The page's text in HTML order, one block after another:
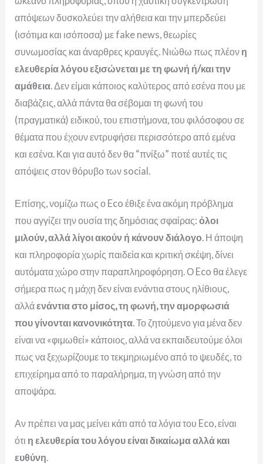
απόψεων δυσκολεύει την αλήθεια και την μπερδεύει
(ισότιμα και ισόποσα) με fake news, θεωρίες
συνωμοσίας και άναρθρες κραυγές. Νιώθω πως πλέον η
ελευθερία λόγου εξισώνεται με τη φωνή ή/και την
αμάθεια . Δεν είμαι κάποιος καλύτερος από εσένα που με
διαβάζεις, αλλά πάντα θα σέβομαι τη φωνή του
(πραγματικά) ειδικού, του επιστήμονα, του φιλόσοφου σε
θέματα που έχουν εντρυφήσει περισσότερο από εμένα
και εσένα. Και για αυτό δεν θα “πνίξω” ποτέ αυτές τις
απόψεις στον θόρυβο των social.
Επίσης, νομίζω πως ο Eco έθιξε ένα ακόμη πρόβλημα
που αγγίζει την ουσία της δημόσιας σφαίρας:όλοι
μιλούν, αλλά λίγοι ακούν ή κάνουν διάλογο. Η άποψη
και πληροφορία χωρίς παιδεία και κριτική σκέψη, δίνει
αυτόματα χώρο στην παραπληροφόρηση.Ο Eco θα έλεγε
σήμερα πως η μάχη δεν είναι ενάντια στους ηλίθιους,
αλλάενάντια στο μίσος, τη φωνή, την αμορφωσιά
που γίνονται κανονικότητα. Το ζητούμενο για μένα δεν
είναι να «φιμωθεί» κάποιος, αλλά να εκπαιδευτούμε όλοι
πως να ξεχωρίζουμε το τεκμηριωμένο από το ψευδές, το
επιχείρημα από το παραλήρημα, τη γνώση από την
αποψάρα.
Αν πρέπει να μας μείνει κάτι από τα λόγια του Eco, είναι
ότι η ελευθερία του λόγου είναι δικαίωμα αλλά και
ευθύνη.